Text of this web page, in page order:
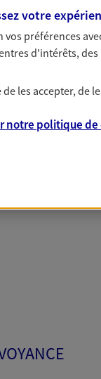
votre
vos préférences
d'intérêts,
de les accepter, de
notre politique de